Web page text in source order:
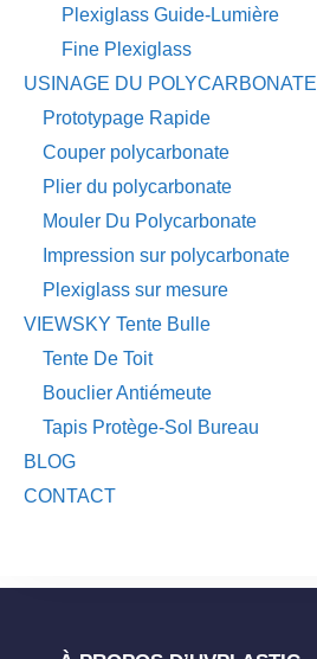
Plexiglass Guide-Lumière
Fine Plexiglass
USINAGE DU POLYCARBONATE
Prototypage Rapide
Couper polycarbonate
Plier du polycarbonate
Mouler Du Polycarbonate
Impression sur polycarbonate
Plexiglass sur mesure
VIEWSKY Tente Bulle
Tente De Toit
Bouclier Antiémeute
Tapis Protège-Sol Bureau
BLOG
CONTACT